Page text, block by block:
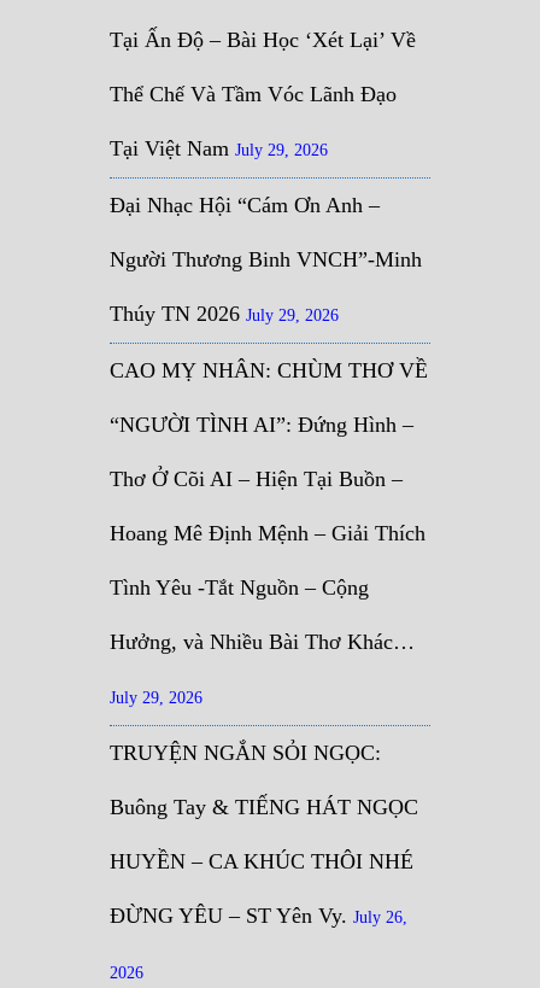
Tại Ấn Độ – Bài Học ‘Xét Lại’ Về
Thể Chế Và Tầm Vóc Lãnh Đạo
Tại Việt Nam July 29, 2026
Đại Nhạc Hội “Cám Ơn Anh –
Người Thương Binh VNCH”-Minh
Thúy TN 2026 July 29, 2026
CAO MỴ NHÂN: CHÙM THƠ VỀ
“NGƯỜI TÌNH AI”: Đứng Hình –
Thơ Ở Cõi AI – Hiện Tại Buồn –
Hoang Mê Định Mệnh – Giải Thích
Tình Yêu -Tắt Nguồn – Cộng
Hưởng, và Nhiều Bài Thơ Khác…
July 29, 2026
TRUYỆN NGẮN SỎI NGỌC:
Buông Tay & TIẾNG HÁT NGỌC
HUYỀN – CA KHÚC THÔI NHÉ
ĐỪNG YÊU – ST Yên Vy. July 26,
2026